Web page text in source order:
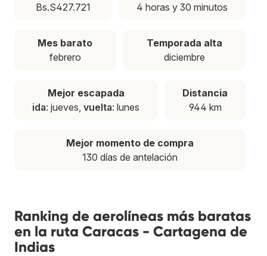
Bs.S427.721
4 horas y 30 minutos
Mes barato
febrero
Temporada alta
diciembre
Mejor escapada
ida: jueves, vuelta: lunes
Distancia
944 km
Mejor momento de compra
130 días de antelación
Ranking de aerolíneas más baratas
en la ruta Caracas - Cartagena de
Indias